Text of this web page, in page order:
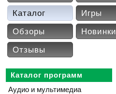
Каталог
Игры
Обзоры
Новинки
Отзывы
Каталог программ
Аудио и мультимедиа